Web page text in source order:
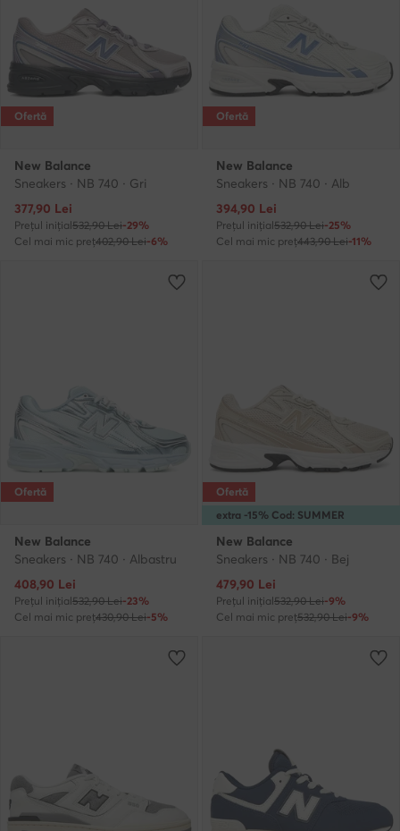
Ofertă
New Balance
Sneakers · NB 740 · Gri
Prețul actual
377,90 Lei
Prețul inițial532,90 Lei-29%
Cel mai mic preț402,90 Lei-6%
Ofertă
New Balance
Sneakers · NB 740 · Alb
Prețul actual
394,90 Lei
Prețul inițial532,90 Lei-25%
Cel mai mic preț443,90 Lei-11%
Ofertă
New Balance
Sneakers · NB 740 · Albastru
Prețul actual
408,90 Lei
Prețul inițial532,90 Lei-23%
Cel mai mic preț430,90 Lei-5%
extra -15% Cod: SUMMER
Ofertă
New Balance
Sneakers · NB 740 · Bej
Prețul actual
479,90 Lei
Prețul inițial532,90 Lei-9%
Cel mai mic preț532,90 Lei-9%